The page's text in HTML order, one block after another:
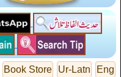
Eng
Ur-Latn
Book Store